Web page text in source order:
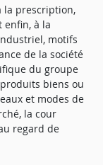
la prescription,
enfin, à la
motifs
de la société
du groupe
biens ou
et modes de
la cour
regard de